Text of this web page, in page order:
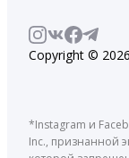
Copyright ©
*Instagram и
Inc., признанной